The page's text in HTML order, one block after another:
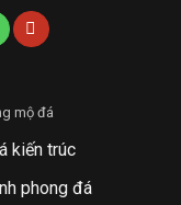
mộ đá
kiến trúc
phong đá